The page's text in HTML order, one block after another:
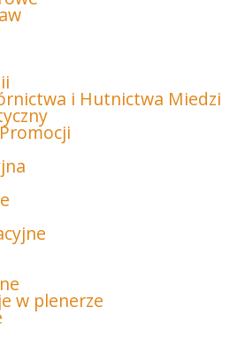
i Hutnictwa Miedzi
w plenerze